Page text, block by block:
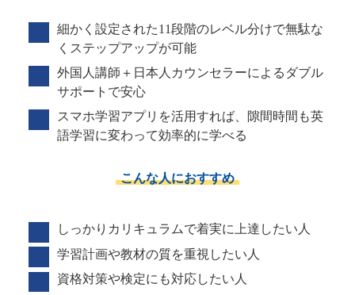
細かく設定された11段階のレベル分けで無駄な
くステップアップが可能
外国人講師＋日本人カウンセラーによるダブル
サポートで安心
スマホ学習アプリを活用すれば、隙間時間も英
語学習に変わって効率的に学べる
こんな人におすすめ
しっかりカリキュラムで着実に上達したい人
学習計画や教材の質を重視したい人
資格対策や検定にも対応したい人